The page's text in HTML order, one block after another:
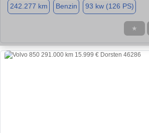
242.277 km Benzin 93 kw (126 PS)
★